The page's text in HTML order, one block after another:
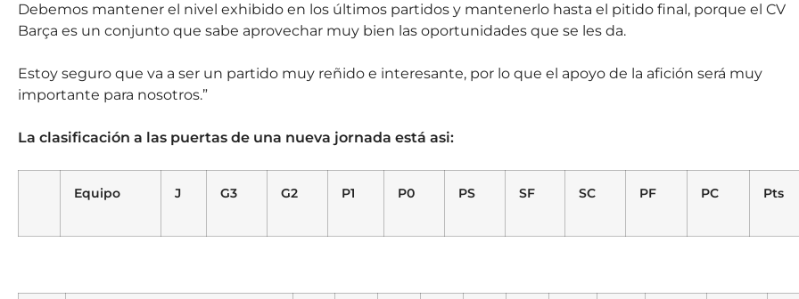
Debemos mantener el nivel exhibido en los últimos partidos y mantenerlo hasta el pitido final, porque el CV
Barça es un conjunto que sabe aprovechar muy bien las oportunidades que se les da.
Estoy seguro que va a ser un partido muy reñido e interesante, por lo que el apoyo de la afición será muy
importante para nosotros.”
La clasificación a las puertas de una nueva jornada está asi:
Equipo J G3 G2 P1 P0 PS SF SC PF PC Pts